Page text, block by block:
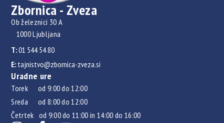
Zbornica - Zveza
Ob železnici 30 A
1000 Ljubljana
T:01 544 54 80
E: tajnistvo@zbornica-zveza.si
Uradne ure
Torek od 9:00 do 12:00
Sreda od 8:00 do 12:00
Četrtek od 9:00 do 11:00 in 14:00 do 16:00